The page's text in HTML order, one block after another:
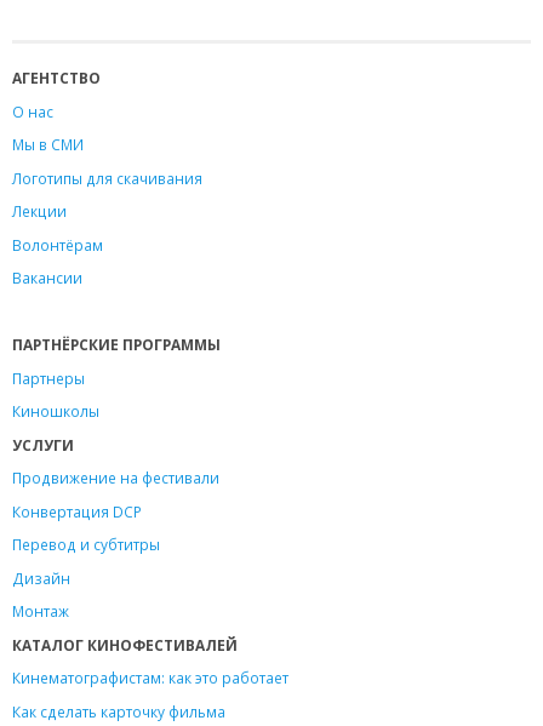
АГЕНТСТВО
О нас
Мы в СМИ
Логотипы для скачивания
Лекции
Волонтёрам
Вакансии
ПАРТНЁРСКИЕ ПРОГРАММЫ
Партнеры
Киношколы
УСЛУГИ
Продвижение на фестивали
Конвертация DCP
Перевод и субтитры
Дизайн
Монтаж
КАТАЛОГ КИНОФЕСТИВАЛЕЙ
Кинематографистам: как это работает
Как сделать карточку фильма